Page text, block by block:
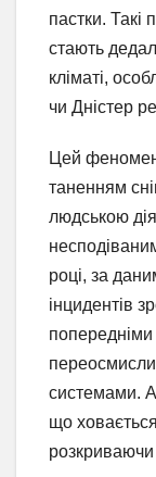
пастки. Такі
стають
кліматі,
чи Дністер
Цей
таненням
людською
році, за
інцидентів
системами.
що
розкриваючи